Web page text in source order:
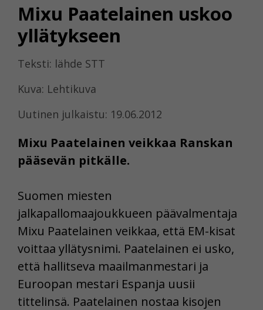
Mixu Paatelainen uskoo
yllätykseen
Teksti: lähde STT
Kuva: Lehtikuva
Uutinen julkaistu: 19.06.2012
Mixu Paatelainen veikkaa Ranskan
pääsevän pitkälle.
Suomen miesten
jalkapallomaajoukkueen päävalmentaja
Mixu Paatelainen veikkaa, että EM-kisat
voittaa yllätysnimi. Paatelainen ei usko,
että hallitseva maailmanmestari ja
Euroopan mestari Espanja uusii
tittelinsä. Paatelainen nostaa kisojen